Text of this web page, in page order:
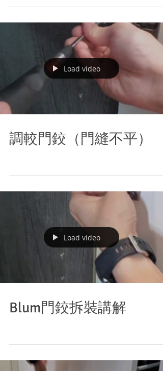
Load video
調較門鉸（門縫不平）
Load video
Blum門鉸拆裝講解